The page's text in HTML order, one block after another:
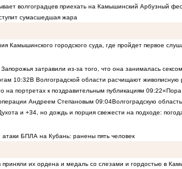
волгоградцев приехать на Камышинский Арбузный
сумасшедшая жара
Камышинского городского суда, где пройдет первое
затравили из-за того, что она занималась
10:32В Волгоградской области расчищают
на портретах к поздравительным публикациям 09:22«Пора
Андреем Степановым 09:04Волгоградскую
и +34, но дождь и порция свежести на подходе:
атаки БПЛА на Кубань: ранены пять человек
приняли их ордена и медаль со слезами и гордостью в